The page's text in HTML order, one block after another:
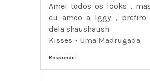
Amei todos os looks ,
eu amoo a Iggy , prefiro
dela shaushaush
Kisses ~ Uma Madrugada
Responder